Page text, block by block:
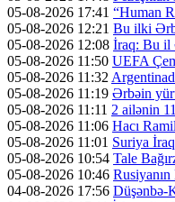
05-08-2026 17:41 “Human
05-08-2026 12:21 Bu ilki
05-08-2026 12:08 İraq: Bu il
05-08-2026 11:50 UEFA
05-08-2026 11:32
05-08-2026 11:19 Ərbəin
05-08-2026 11:11 2 ailənin
05-08-2026 11:06 Hacı
05-08-2026 11:01 Suriya
05-08-2026 10:54 Tale
05-08-2026 10:46
04-08-2026 17:56 Düşənbə-